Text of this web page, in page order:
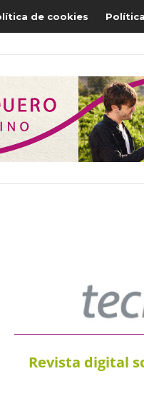
de cookies
Revista digital